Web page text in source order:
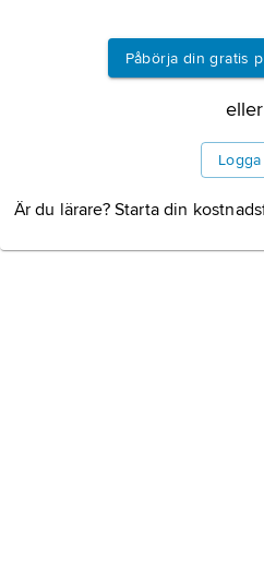
Påbörja din gratis
eller
Är du lärare? Starta din